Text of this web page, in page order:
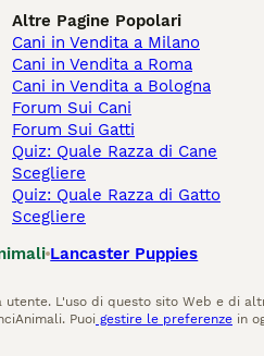
Altre Pagine Popolari
Cani in Vendita a Milano
Cani in Vendita a Roma
Cani in Vendita a Bologna
Forum Sui Cani
Forum Sui Gatti
Quiz: Quale Razza di Cane
Scegliere
Quiz: Quale Razza di Gatto
Scegliere
Lancaster Puppies
L'uso di questo sito Web e di
Puoi gestire le preferenze in